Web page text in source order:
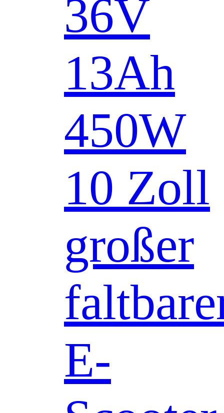
36V
13Ah
450W
10 Zoll
großer
E-